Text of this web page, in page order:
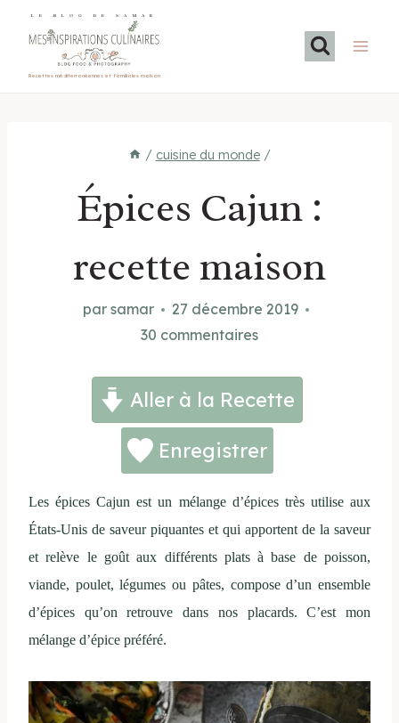
LE BLOG DE SAMAR
Recettes méditerranéennes et familiales maison
/ cuisine du monde /
Épices Cajun :
recette maison
par samar
27 décembre 2019
30 commentaires
Aller à la Recette
Enregistrer
Les épices Cajun est un mélange d’épices très utilise aux
États-Unis de saveur piquantes et qui apportent de la saveur
et relève le goût aux différents plats à base de poisson,
viande, poulet, légumes ou pâtes, compose d’un ensemble
d’épices qu’on retrouve dans nos placards. C’est mon
mélange d’épice préféré.